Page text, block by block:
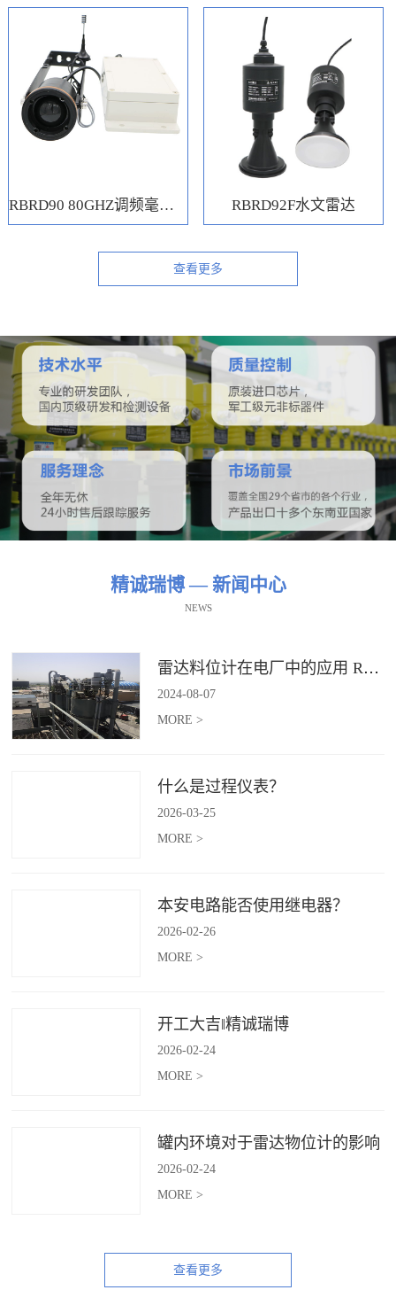
RBRD90 80GHZ调频毫米波水位计 RBRD92F水文雷达
查看更多
精诚瑞博 — 新闻中心
NEWS
雷达料位计在电厂中的应用 RBRDZB-71-6-C
2024-08-07
MORE >
什么是过程仪表？
2026-03-25
MORE >
本安电路能否使用继电器？
2026-02-26
MORE >
开工大吉‖精诚瑞博
2026-02-24
MORE >
罐内环境对于雷达物位计的影响
2026-02-24
MORE >
查看更多